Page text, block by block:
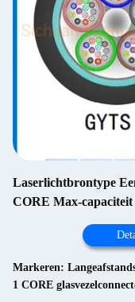
Laserlichtbrontype
CORE Max-
Markeren:
1 CORE